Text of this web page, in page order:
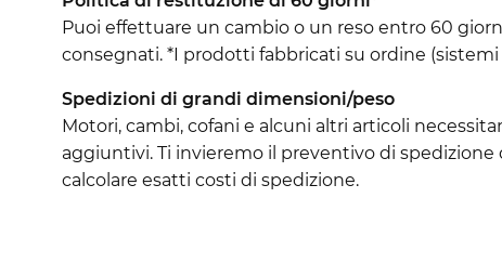
Puoi effettuare un cambio o un reso entro 60
consegnati. *I prodotti fabbricati su ordine
Spedizioni di grandi dimensioni/peso
Motori, cambi, cofani e alcuni altri articoli
aggiuntivi. Ti invieremo il preventivo di
calcolare esatti costi di spedizione.